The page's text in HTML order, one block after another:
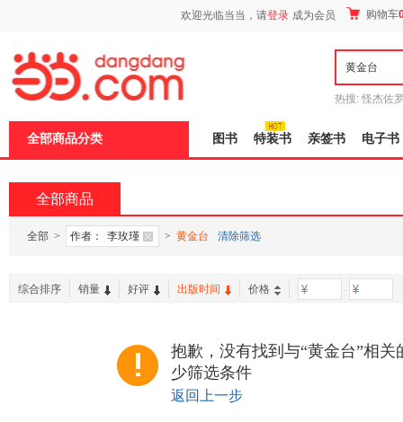
欢迎光临当当，请登录 成为会员 购物车
热搜: 怪杰佐
全部商品分类 图书 特装书 亲签书 电子书
全部商品
全部 > 作者： 李玫瑾 > 黄金台 清除筛选
综合排序 销量 好评 出版时间 价格 -
抱歉，没有找到与“黄金台”相
少筛选条件
返回上一步
页
加